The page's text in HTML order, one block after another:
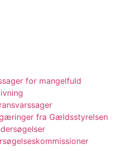
for mangelfuld
fra Gældsstyrelsen